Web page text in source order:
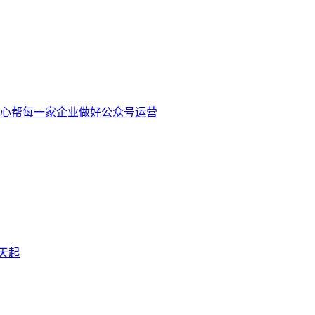
帮每一家企业做好公众号运营
起